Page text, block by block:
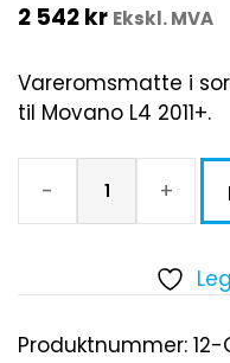
2 542kr Ekskl. MVA
Vareromsmatte i
til Movano L4 2011+.
- +
Produktnummer: